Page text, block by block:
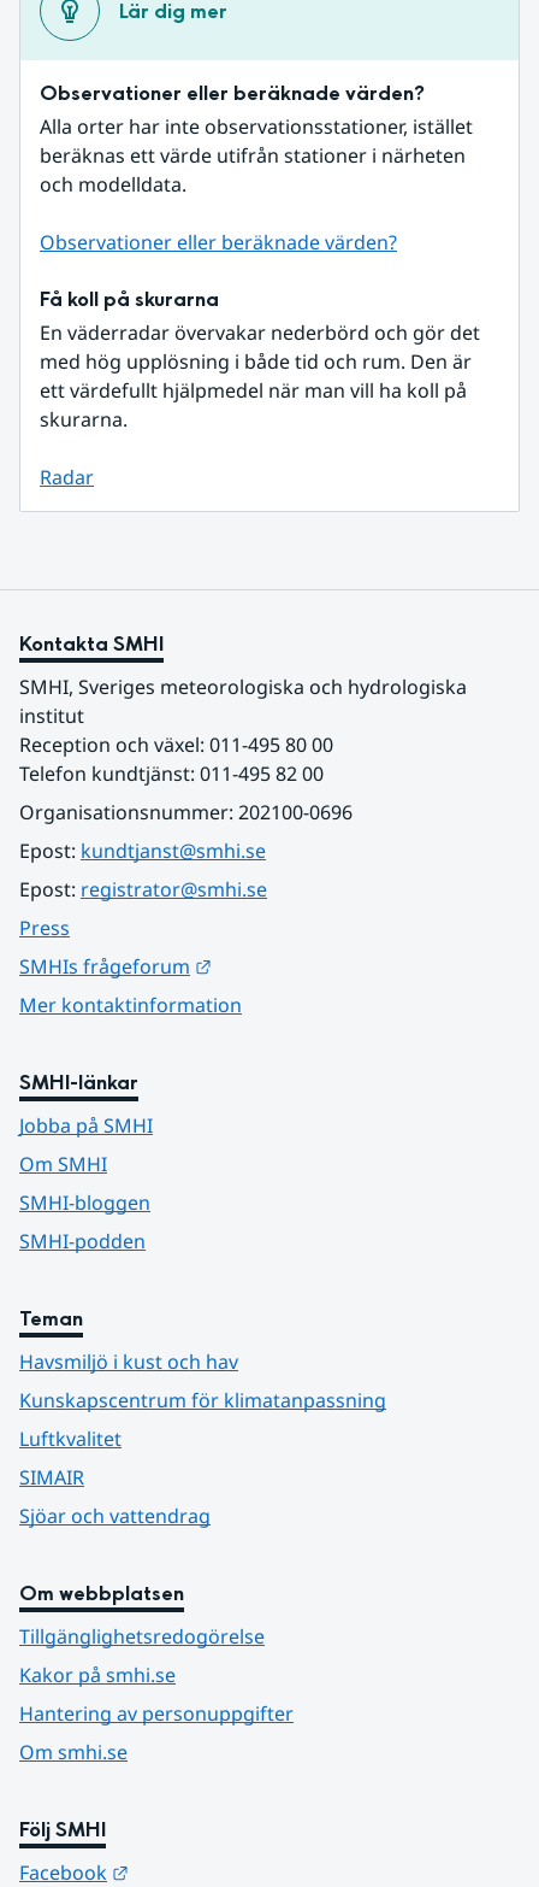
Lär dig mer
Observationer eller beräknade värden?
Alla orter har inte observationsstationer, istället
beräknas ett värde utifrån stationer i närheten
och modelldata.
Observationer eller beräknade värden?
Få koll på skurarna
En väderradar övervakar nederbörd och gör det
med hög upplösning i både tid och rum. Den är
ett värdefullt hjälpmedel när man vill ha koll på
skurarna.
Radar
Kontakta SMHI
SMHI, Sveriges meteorologiska och hydrologiska
institut
Reception och växel: 011-495 80 00
Telefon kundtjänst: 011-495 82 00
Organisationsnummer: 202100-0696
Epost: kundtjanst@smhi.se
Epost: registrator@smhi.se
Press
SMHIs frågeforum
Mer kontaktinformation
SMHI-länkar
Jobba på SMHI
Om SMHI
SMHI-bloggen
SMHI-podden
Teman
Havsmiljö i kust och hav
Kunskapscentrum för klimatanpassning
Luftkvalitet
SIMAIR
Sjöar och vattendrag
Om webbplatsen
Tillgänglighetsredogörelse
Kakor på smhi.se
Hantering av personuppgifter
Om smhi.se
Följ SMHI
Facebook